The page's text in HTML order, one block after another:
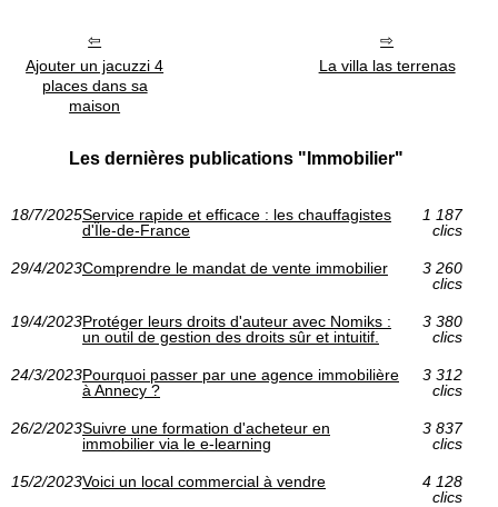
Ajouter un jacuzzi 4
places dans sa
maison
La villa las terrenas
Les dernières publications "Immobilier"
18/7/2025Service rapide et efficace : les chauffagistes
d'Île-de-France
1 187
clics
29/4/2023Comprendre le mandat de vente immobilier
3 260
clics
19/4/2023Protéger leurs droits d'auteur avec Nomiks :
un outil de gestion des droits sûr et intuitif.
3 380
clics
24/3/2023Pourquoi passer par une agence immobilière
à Annecy ?
3 312
clics
26/2/2023Suivre une formation d'acheteur en
immobilier via le e-learning
3 837
clics
15/2/2023Voici un local commercial à vendre
4 128
clics